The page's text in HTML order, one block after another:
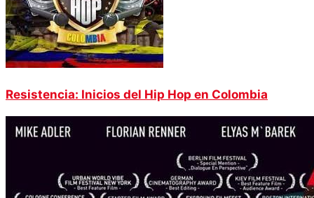
Resistencia: Inicios del Hip Hop en Colombia